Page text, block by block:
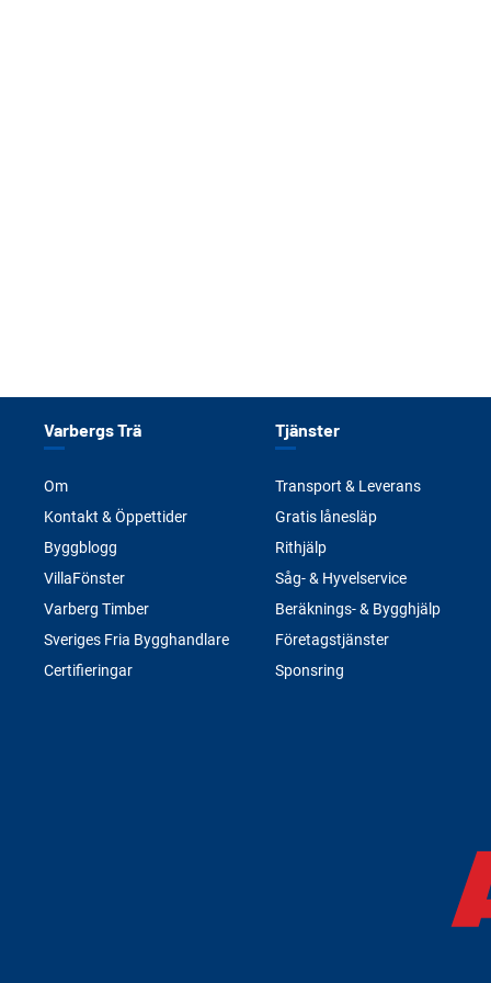
Varbergs Trä
Om
Kontakt & Öppettider
Byggblogg
VillaFönster
Varberg Timber
Sveriges Fria Bygghandlare
Certifieringar
Tjänster
Transport & Leverans
Gratis lånesläp
Rithjälp
Såg- & Hyvelservice
Beräknings- & Bygghjälp
Företagstjänster
Sponsring